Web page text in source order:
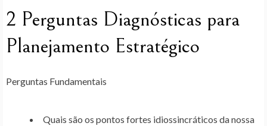
2 Perguntas Diagnósticas para
Planejamento Estratégico
Perguntas Fundamentais
Quais são os pontos fortes idiossincráticos da nossa